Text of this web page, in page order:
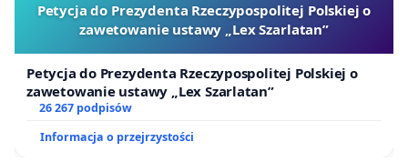
Petycja do Prezydenta Rzeczypospolitej Polskiej o
zawetowanie ustawy „Lex Szarlatan”
Petycja do Prezydenta Rzeczypospolitej Polskiej o
zawetowanie ustawy „Lex Szarlatan”
26 267 podpisów
Informacja o przejrzystości